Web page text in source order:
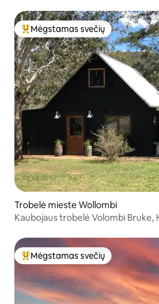
Svečių mėgstamiausias
Mėgstamas svečių
Trobelė mieste Wollombi
Kaubojaus trobelė Volombi Bruke,
Svečių mėgstamiausias
Mėgstamas svečių